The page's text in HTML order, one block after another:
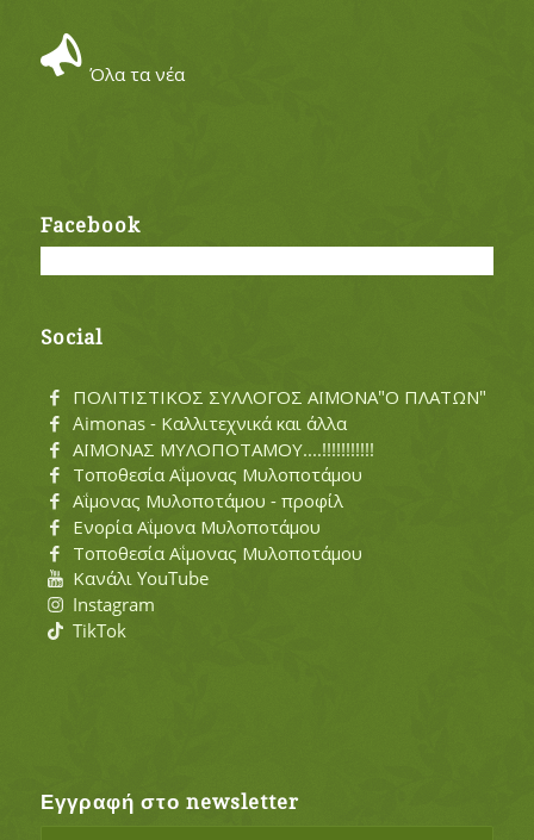
Όλα τα νέα
Facebook
Social
ΠΟΛΙΤΙΣΤΙΚΟΣ ΣΥΛΛΟΓΟΣ ΑΪΜΟΝΑ"Ο ΠΛΑΤΩΝ"
Aimonas - Καλλιτεχνικά και άλλα
ΑΪΜΟΝΑΣ ΜΥΛΟΠΟΤΑΜΟΥ....!!!!!!!!!!!
Τοποθεσία Αΐμονας Μυλοποτάμου
Αΐμονας Μυλοποτάμου - προφίλ
Ενορία Αΐμονα Μυλοποτάμου
Τοποθεσία Αΐμονας Μυλοποτάμου
Κανάλι YouTube
Instagram
TikTok
Εγγραφή στο newsletter